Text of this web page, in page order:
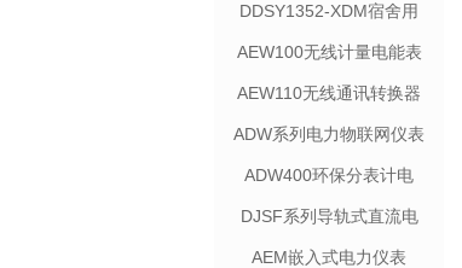
DDSY1352-XDM宿舍用
电管理终端
AEW100无线计量电能表
AEW110无线通讯转换器
ADW系列电力物联网仪表
ADW400环保分表计电
DJSF系列导轨式直流电
能表
AEM嵌入式电力仪表